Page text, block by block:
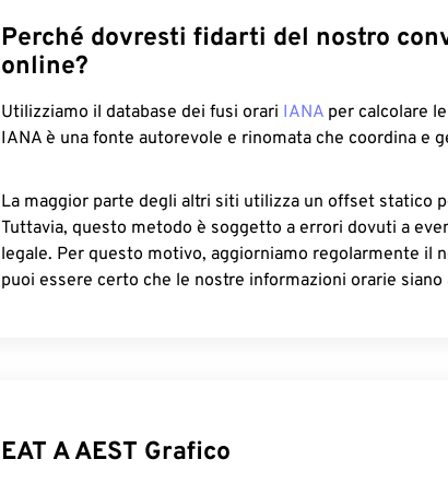
Perché dovresti fidarti del nostro
online?
Utilizziamo il database dei fusi orari IANA per calcolare
IANA è una fonte autorevole e rinomata che coordina e
La maggior parte degli altri siti utilizza un offset statico
Tuttavia, questo metodo è soggetto a errori dovuti a
legale. Per questo motivo, aggiorniamo regolarmente il
puoi essere certo che le nostre informazioni orarie siano
EAT A AEST Grafico